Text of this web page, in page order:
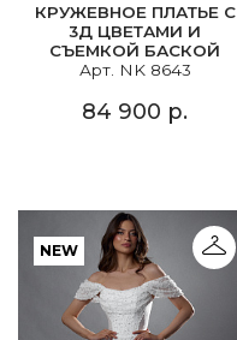
КРУЖЕВНОЕ ПЛАТЬЕ С
3Д ЦВЕТАМИ И
СЪЕМКОЙ БАСКОЙ
Арт. NK 8643
84 900 р.
NEW